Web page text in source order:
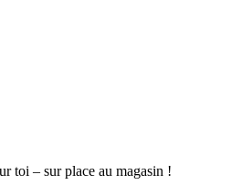
toi – sur place au magasin !